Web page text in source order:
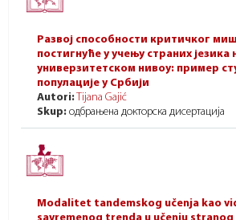
Развој способности критичког
постигнуће у учењу страних језика
универзитетском нивоу: пример
популације у Србији
Autori: Tijana Gajić
Skup: одбрањена докторска дисертација
Modalitet tandemskog učenja kao